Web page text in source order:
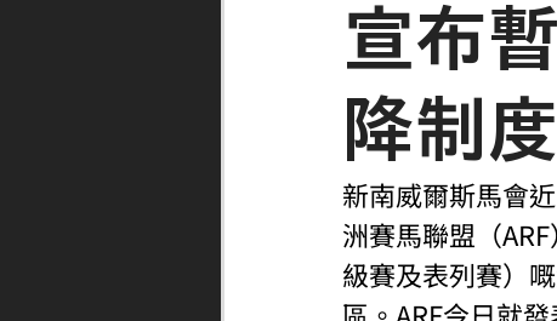
宣布
降制度
新南威爾斯馬會
洲賽馬聯盟（
級賽及表列賽）